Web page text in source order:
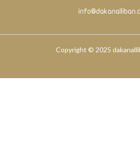
Copyright © 2025